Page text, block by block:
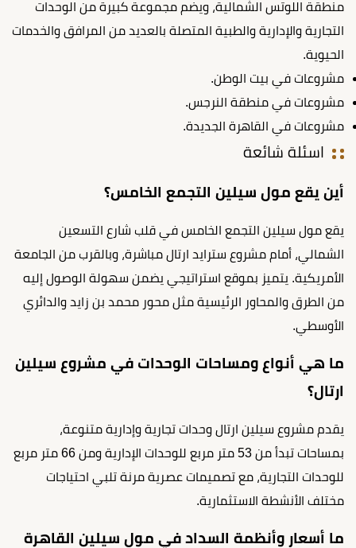
منطقة اللوتس الشمالية، ويضم مجموعة كبيرة من الوحدات
التجارية والإدارية والطبية المتصلة بالعديد من المرافق والخدمات
الحيوية.
مشروعات في بيت الوطن.
مشروعات في منطقة النرجس.
مشروعات في القاهرة الجديدة.
اسئلة شائعة
أين يقع مول سيلين التجمع الخامس؟
يقع مول سيلين التجمع الخامس في قلب شارع التسعين
الشمالي، أمام مشروع سترايد ارتال مباشرة، وبالقرب من الجامعة
الأمريكية. يتميز بموقع استراتيجي يضمن سهولة الوصول إليه
من الطرق والمحاور الرئيسية مثل محور محمد بن زايد والدائري
الأوسطي.
ما هي أنواع ومساحات الوحدات في مشروع سيلين
ارتال؟
يقدم مشروع سيلين ارتال وحدات تجارية وإدارية متنوعة،
بمساحات تبدأ من 53 متر مربع للوحدات الإدارية ومن 66 متر مربع
للوحدات التجارية، مع تصميمات عصرية مرنة تلبي احتياجات
مختلف الأنشطة الاستثمارية.
ما أسعار وأنظمة السداد في مول سيلين القاهرة